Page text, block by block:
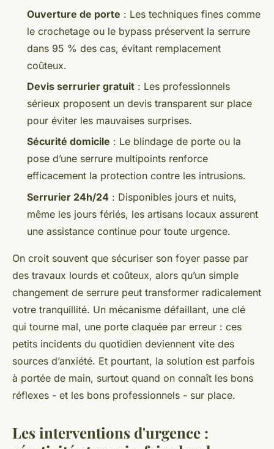
Ouverture de porte : Les techniques fines comme
le crochetage ou le bypass préservent la serrure
dans 95 % des cas, évitant remplacement
coûteux.
Devis serrurier gratuit : Les professionnels
sérieux proposent un devis transparent sur place
pour éviter les mauvaises surprises.
Sécurité domicile : Le blindage de porte ou la
pose d’une serrure multipoints renforce
efficacement la protection contre les intrusions.
Serrurier 24h/24 : Disponibles jours et nuits,
même les jours fériés, les artisans locaux assurent
une assistance continue pour toute urgence.
On croit souvent que sécuriser son foyer passe par
des travaux lourds et coûteux, alors qu’un simple
changement de serrure peut transformer radicalement
votre tranquillité. Un mécanisme défaillant, une clé
qui tourne mal, une porte claquée par erreur : ces
petits incidents du quotidien deviennent vite des
sources d’anxiété. Et pourtant, la solution est parfois
à portée de main, surtout quand on connaît les bons
réflexes - et les bons professionnels - sur place.
Les interventions d'urgence :